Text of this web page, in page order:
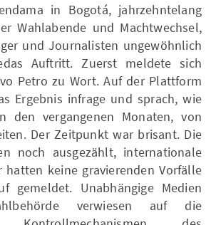
in Bogotá, jahrzehntelang
Wahlabende und Machtwechsel,
und Journalisten ungewöhnlich
Auftritt. Zuerst meldete sich
Petro zu Wort. Auf der Plattform
Ergebnis infrage und sprach, wie
vergangenen Monaten, von
Der Zeitpunkt war brisant. Die
noch ausgezählt, internationale
hatten keine gravierenden Vorfälle
gemeldet. Unabhängige Medien
verwiesen auf die